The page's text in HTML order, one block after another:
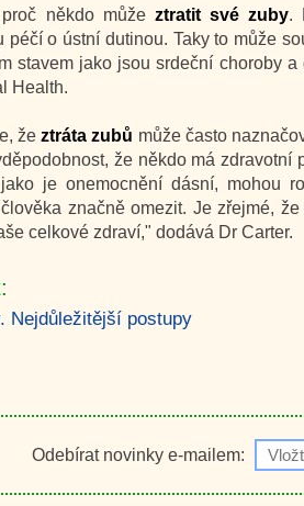
někdo může ztratit své zuby.
péčí o ústní dutinou. Taky to může
stavem jako jsou srdeční choroby
Health.
žeztráta zubů může často
že někdo má zdravotní
je onemocnění dásní, mohou
značně omezit. Je zřejmé,
celkové zdraví," dodává Dr Carter.
Nejdůležitější postupy
Odebírat novinky e-mailem: